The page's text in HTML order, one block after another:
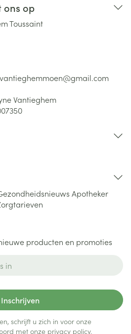
ons op
Toussaint
gmail.com
Vantieghem
Apotheker
producten en promoties
Inschrijven
schrijft u zich in voor onze
met onze privacy policy.